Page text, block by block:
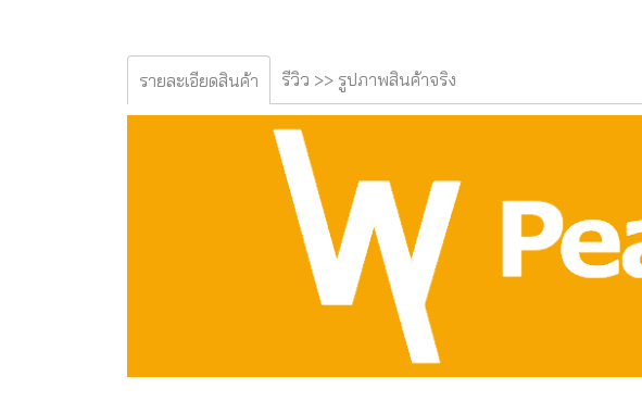
รายละเอียดสินค้า รีวิว >> รูปภาพสินค้าจริง